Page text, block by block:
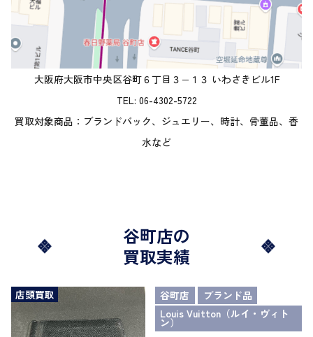
大阪府大阪市中央区谷町６丁目３−１３ いわさきビル1F
TEL: 06-4302-5722
買取対象商品：ブランドバック、ジュエリー、時計、骨董品、香
水など
谷町店の
買取実績
店頭買取 谷町店
ブランド品
Louis Vuitton（ルイ・ヴィト
ン）